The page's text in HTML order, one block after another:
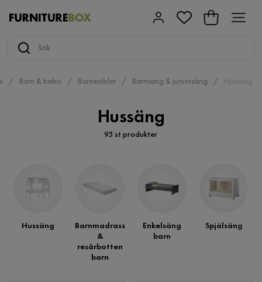
Barn & bebis Barnmöbler Barnsäng & juniorsäng Hussäng
Hussäng
95 st produkter
Hussäng
Barnmadrass
&
resårbotten
barn
Enkelsäng
barn
Spjälsäng